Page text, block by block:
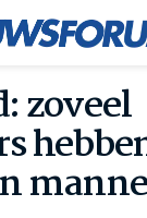
zoveel